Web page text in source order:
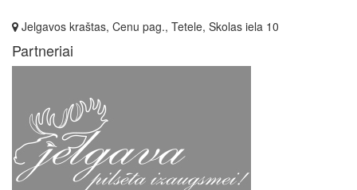
Jelgavos kraštas, Cenu pag., Tetele, Skolas iela 10
Partneriai